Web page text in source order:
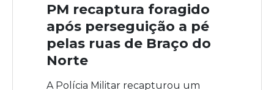
PM recaptura foragido
após perseguição a pé
pelas ruas de Braço do
Norte
A Polícia Militar recapturou um